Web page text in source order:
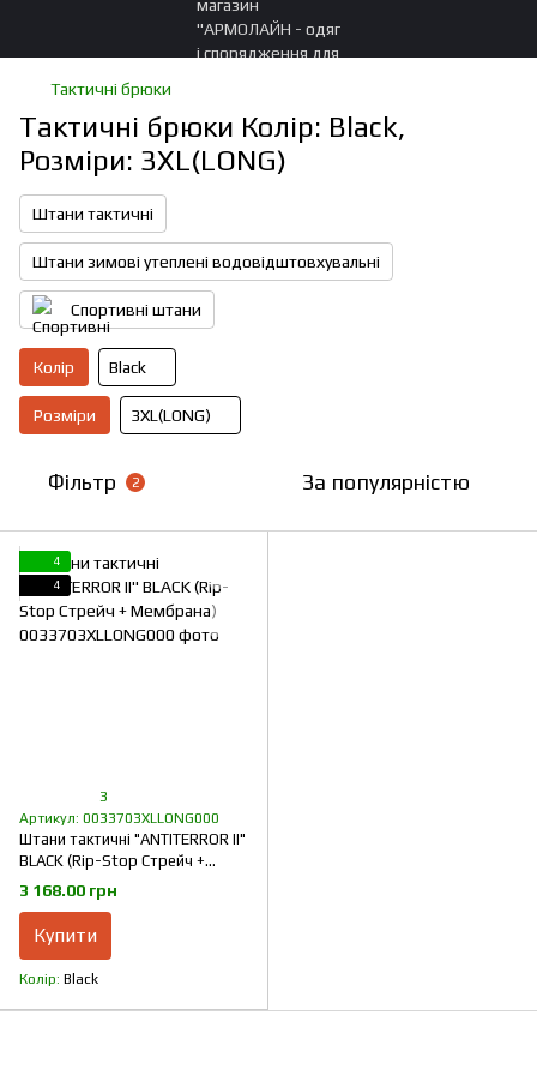
Тактичні брюки
Тактичні брюки Колір: Black,
Розміри: 3XL(LONG)
Штани тактичні
Штани зимові утеплені водовідштовхувальні
Спортивні штани
Колір Black
Розміри 3XL(LONG)
Фільтр 2 За популярністю
4
4
3
Артикул: 0033703XLLONG000
Штани тактичні "ANTITERROR II"
BLACK (Rip-Stop Стрейч +
Мембрана)
3 168.00 грн
Купити
Колір Black